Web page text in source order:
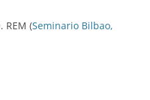
REM (Seminario Bilbao,